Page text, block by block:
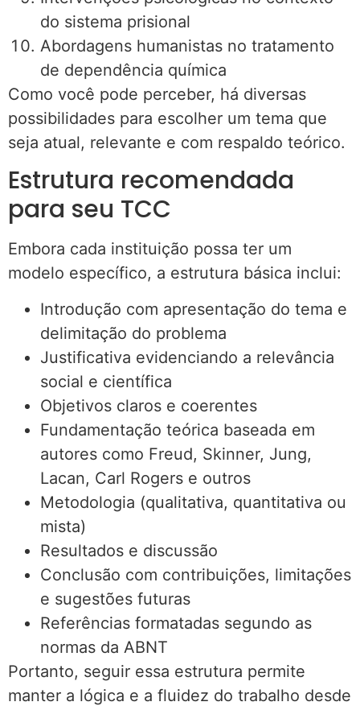
do sistema prisional
Abordagens humanistas no tratamento
de dependência química
Como você pode perceber, há diversas
possibilidades para escolher um tema que
seja atual, relevante e com respaldo teórico.
Estrutura recomendada
para seu TCC
Embora cada instituição possa ter um
modelo específico, a estrutura básica inclui:
Introdução com apresentação do tema e
delimitação do problema
Justificativa evidenciando a relevância
social e científica
Objetivos claros e coerentes
Fundamentação teórica baseada em
autores como Freud, Skinner, Jung,
Lacan, Carl Rogers e outros
Metodologia (qualitativa, quantitativa ou
mista)
Resultados e discussão
Conclusão com contribuições, limitações
e sugestões futuras
Referências formatadas segundo as
normas da ABNT
Portanto, seguir essa estrutura permite
manter a lógica e a fluidez do trabalho desde